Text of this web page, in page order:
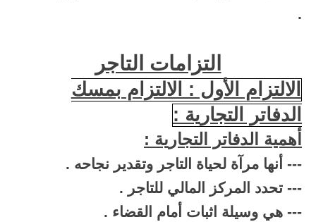
.
التزامات التاجر
الالتزام الأول : الالتزام بمسك
الدفاتر التجارية :
أهمية الدفاتر التجارية :
--- أنها مرآة لحياة التاجر وتقدير نجاحه .
--- تحدد المركز المالي للتاجر .
--- هي وسيلة اثبات أمام القضاء .